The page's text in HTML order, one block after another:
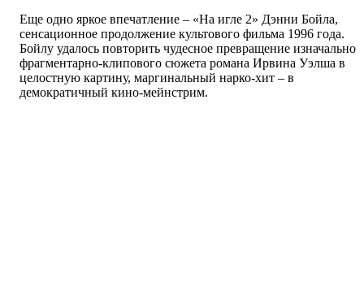
Еще одно яркое впечатление – «На игле 2» Дэнни Бойла,
сенсационное продолжение культового фильма 1996 года.
Бойлу удалось повторить чудесное превращение изначально
фрагментарно-клипового сюжета романа Ирвина Уэлша в
целостную картину, маргинальный нарко-хит – в
демократичный кино-мейнстрим.